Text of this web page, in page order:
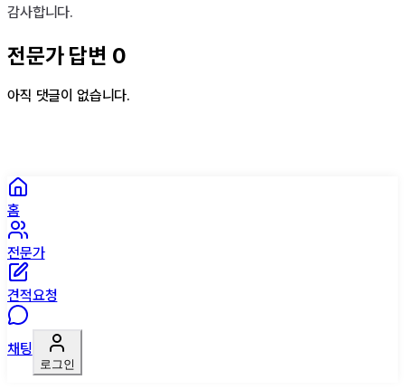
감사합니다.
전문가 답변 0
아직 댓글이 없습니다.
홈
전문가
견적요청
채팅
로그인